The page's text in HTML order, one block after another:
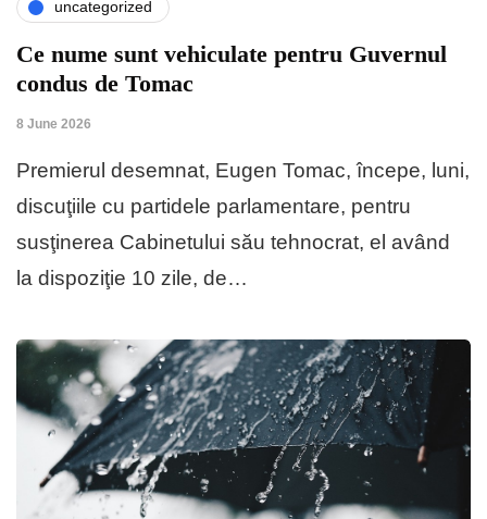
uncategorized
Ce nume sunt vehiculate pentru Guvernul
condus de Tomac
8 June 2026
Premierul desemnat, Eugen Tomac, începe, luni,
discuţiile cu partidele parlamentare, pentru
susţinerea Cabinetului său tehnocrat, el având
la dispoziţie 10 zile, de…